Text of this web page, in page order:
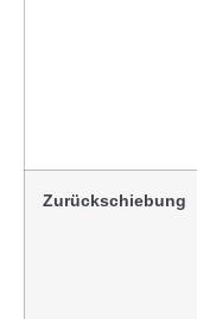
Zurückschiebung